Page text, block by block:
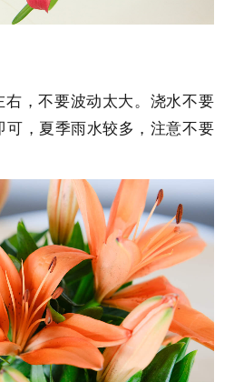
右，不要波动太大。浇水不要
可，夏季雨水较多，注意不要